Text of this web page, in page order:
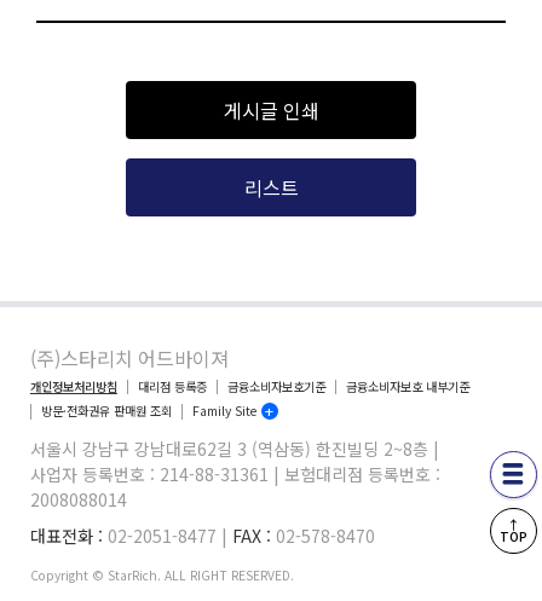
게시글 인쇄
리스트
(주)스타리치 어드바이져
개인정보처리방침 대리점 등록증 금융소비자보호기준
금융소비자보호 내부기준
방문·전화권유 판매원 조회
Family Site
서울시 강남구 강남대로62길 3 (역삼동) 한진빌딩 2~8층 |
사업자 등록번호 : 214-88-31361 | 보험대리점 등록번호 :
2008088014
대표전화 : 02-2051-8477 | FAX : 02-578-8470
Copyright © StarRich. ALL RIGHT RESERVED.
↑
TOP